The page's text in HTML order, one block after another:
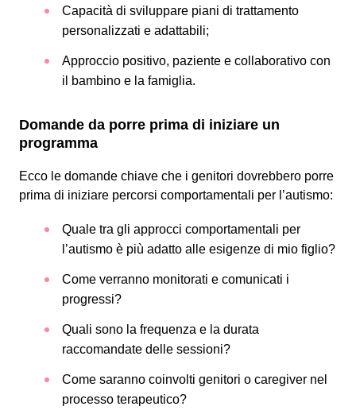
Capacità di sviluppare piani di trattamento
personalizzati e adattabili;
Approccio positivo, paziente e collaborativo con
il bambino e la famiglia.
Domande da porre prima di iniziare un
programma
Ecco le domande chiave che i genitori dovrebbero porre
prima di iniziare percorsi comportamentali per l’autismo:
Quale tra gli approcci comportamentali per
l’autismo è più adatto alle esigenze di mio figlio?
Come verranno monitorati e comunicati i
progressi?
Quali sono la frequenza e la durata
raccomandate delle sessioni?
Come saranno coinvolti genitori o caregiver nel
processo terapeutico?